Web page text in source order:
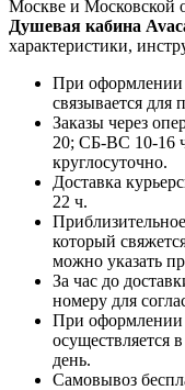
Москве и Московской
Душевая кабина
характеристики,
При оформлении
связывается для
Заказы через
20; СБ-ВС 10-16
круглосуточно.
Доставка
22 ч.
который
можно указать
За час до
номеру для
При оформлении
осуществляется
день.
Самовывоз